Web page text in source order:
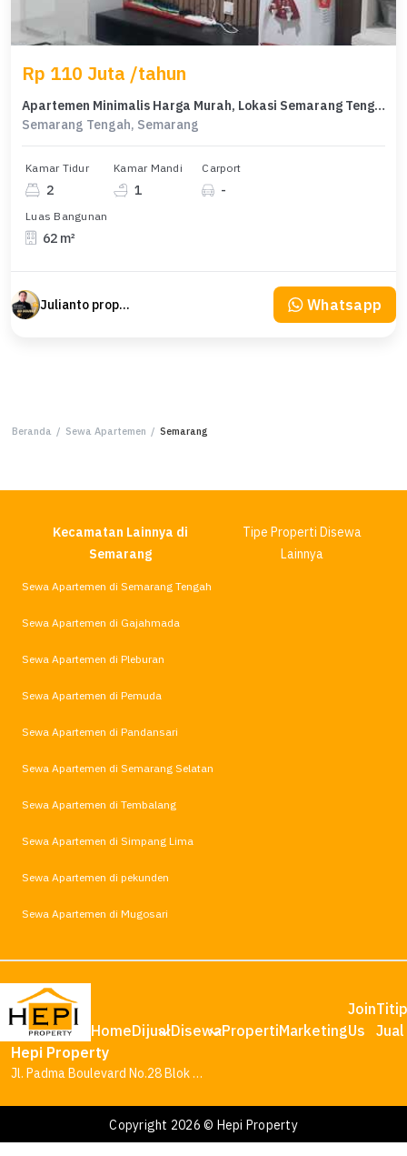
Rp 110 Juta /tahun
Apartemen Minimalis Harga Murah, Lokasi Semarang Tengah, Semarang
Semarang Tengah, Semarang
Kamar Tidur
2
Kamar Mandi
1
Carport
-
Luas Bangunan
62 m²
Julianto property Julianto Whatsapp
Beranda / Sewa Apartemen / Semarang
Kecamatan Lainnya di
Semarang
Tipe Properti Disewa
Lainnya
Sewa Apartemen di Semarang Tengah
Sewa Apartemen di Gajahmada
Sewa Apartemen di Pleburan
Sewa Apartemen di Pemuda
Sewa Apartemen di Pandansari
Sewa Apartemen di Semarang Selatan
Sewa Apartemen di Tembalang
Sewa Apartemen di Simpang Lima
Sewa Apartemen di pekunden
Sewa Apartemen di Mugosari
HomeDijualDisewaPropertiMarketing
Join
Us
Jual
Hepi Property
Jl. Padma Boulevard No.28 Blok AA1, Tambakharjo, Kec. Semarang Barat, Kota Semarang, Jawa Tengah 50145
Copyright 2026 © Hepi Property